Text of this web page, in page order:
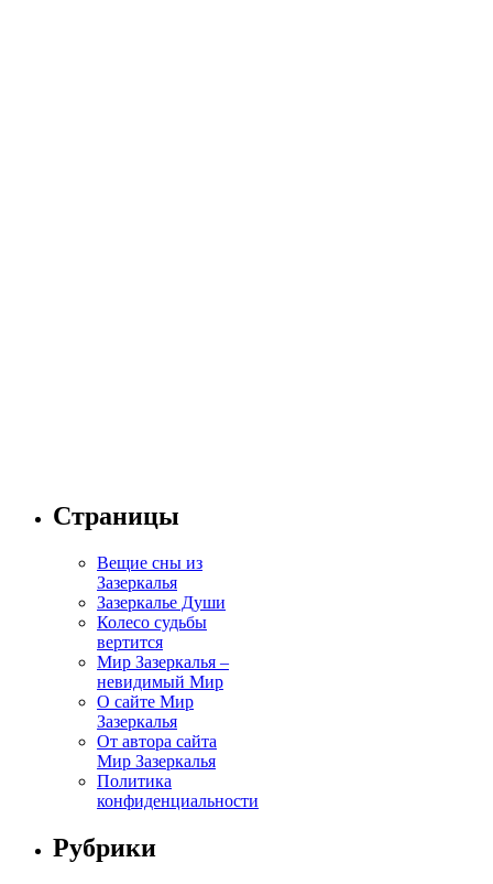
Страницы
Вещие сны из
Зазеркалья
Зазеркалье Души
Колесо судьбы
вертится
Мир Зазеркалья –
невидимый Мир
О сайте Мир
Зазеркалья
От автора сайта
Мир Зазеркалья
Политика
конфиденциальности
Рубрики